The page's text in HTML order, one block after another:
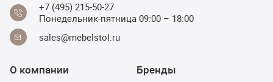
+7 (495) 215-50-27
Понедельник-пятница 09:00 – 18:00
sales@mebelstol.ru
О компании
Бренды